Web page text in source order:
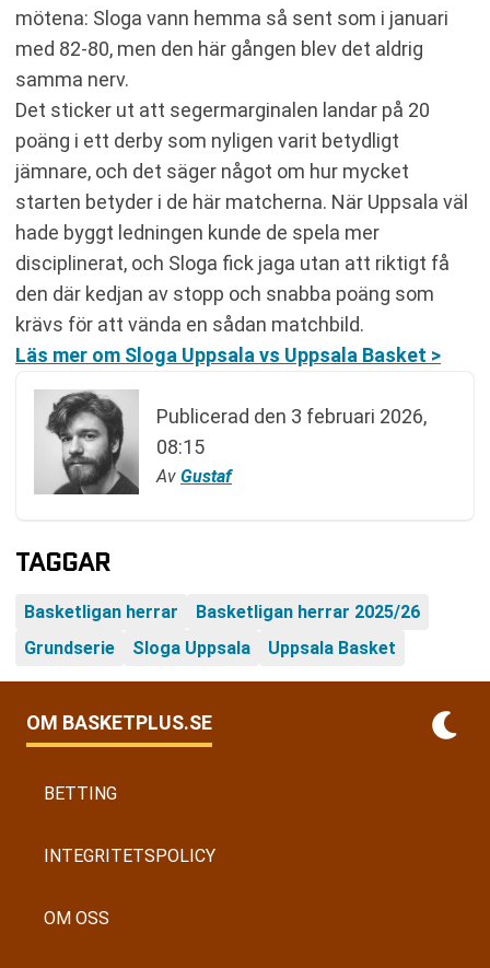
mötena: Sloga vann hemma så sent som i januari
med 82-80, men den här gången blev det aldrig
samma nerv.
Det sticker ut att segermarginalen landar på 20
poäng i ett derby som nyligen varit betydligt
jämnare, och det säger något om hur mycket
starten betyder i de här matcherna. När Uppsala väl
hade byggt ledningen kunde de spela mer
disciplinerat, och Sloga fick jaga utan att riktigt få
den där kedjan av stopp och snabba poäng som
krävs för att vända en sådan matchbild.
Läs mer om Sloga Uppsala vs Uppsala Basket >
Publicerad den 3 februari 2026,
08:15
Av Gustaf
TAGGAR
Basketligan herrar
Basketligan herrar 2025/26
Grundserie
Sloga Uppsala Uppsala Basket
OM BASKETPLUS.SE
BETTING
INTEGRITETSPOLICY
OM OSS